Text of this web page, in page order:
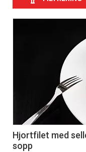
Hjortfilet med
sopp